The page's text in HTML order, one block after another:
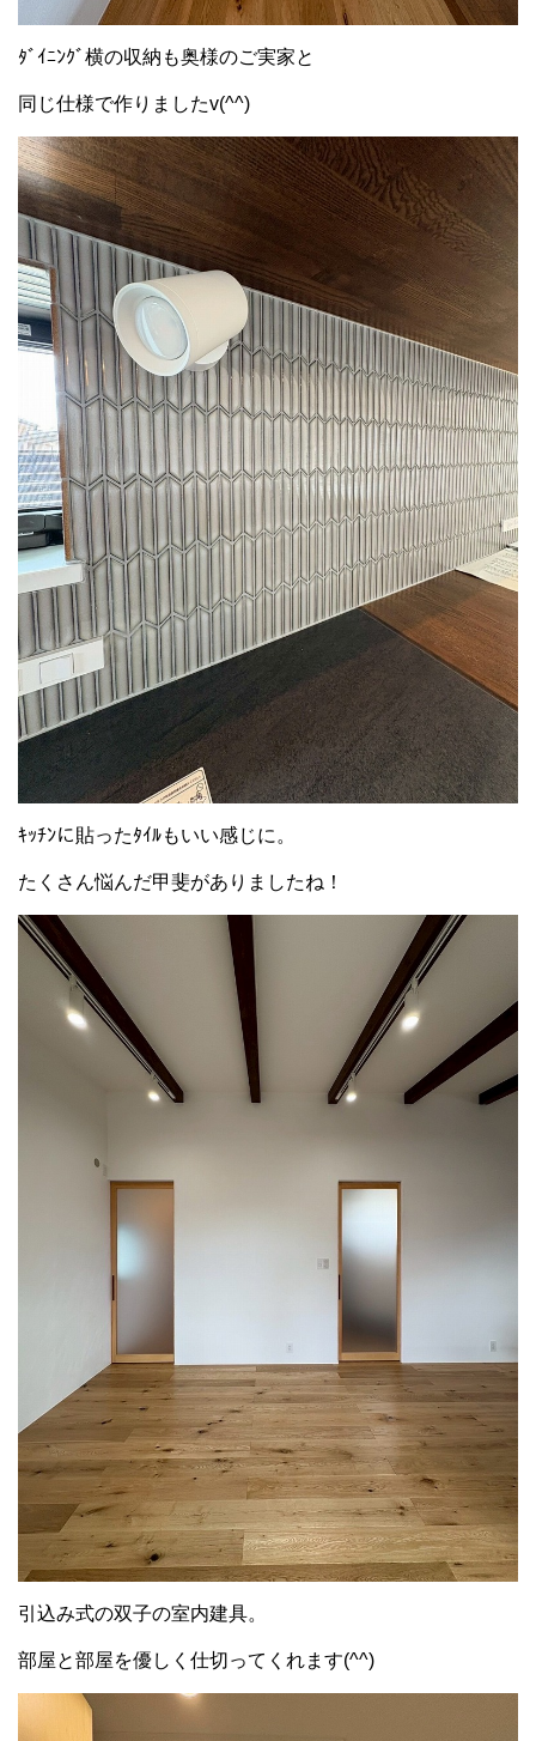
ﾀﾞｲﾆﾝｸﾞ横の収納も奥様のご実家と
同じ仕様で作りましたv(^^)
ｷｯﾁﾝに貼ったﾀｲﾙもいい感じに。
たくさん悩んだ甲斐がありましたね！
引込み式の双子の室内建具。
部屋と部屋を優しく仕切ってくれます(^^)